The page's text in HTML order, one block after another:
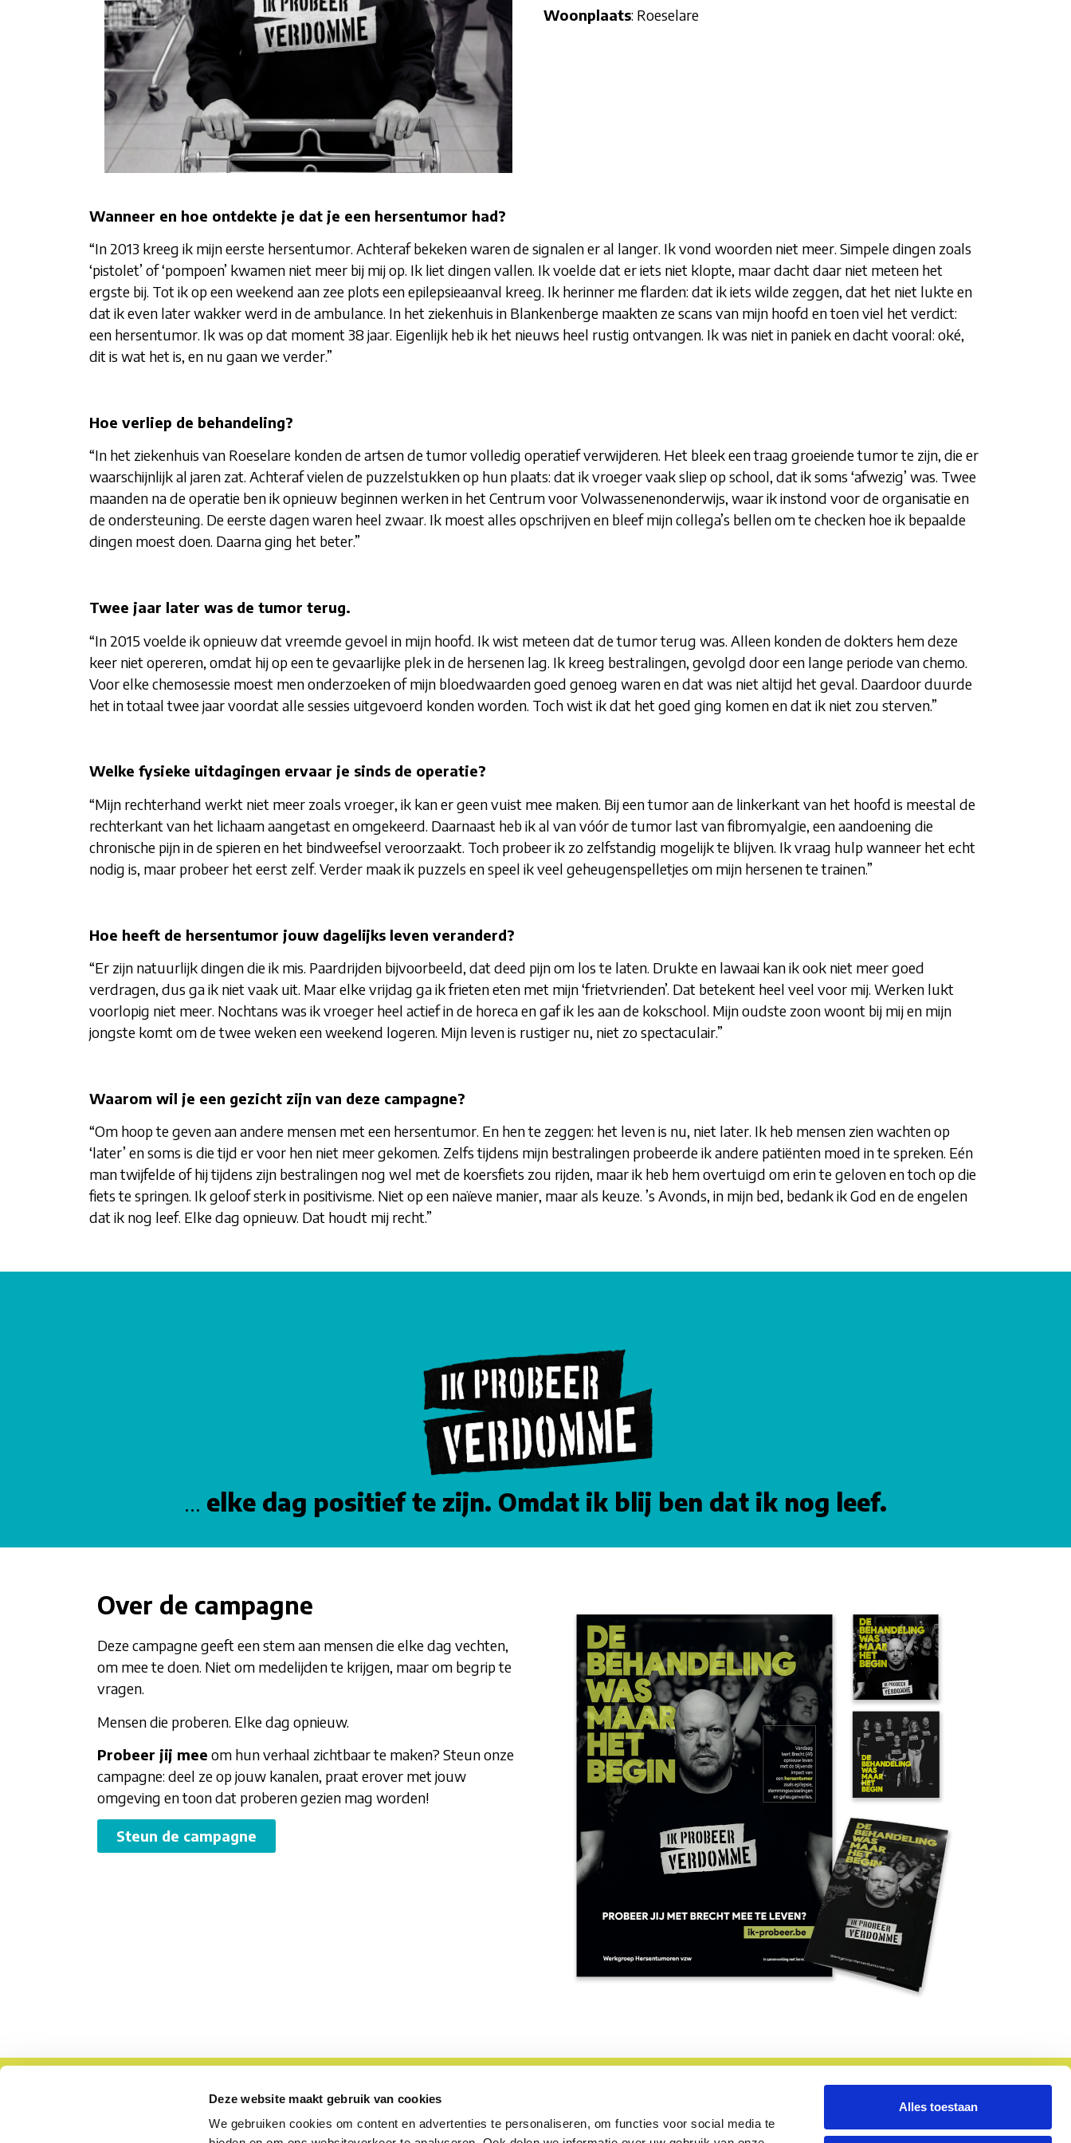
Deze website maakt gebruik van cookies
We gebruiken cookies om content en advertenties te personaliseren, om functies voor social media te
Alles toestaan
Woonplaats: Roeselare
Wanneer en hoe ontdekte je dat je een hersentumor had?
“In 2013 kreeg ik mijn eerste hersentumor. Achteraf bekeken waren de signalen er al langer. Ik vond woorden niet meer. Simpele dingen zoals
‘pistolet’ of ‘pompoen’ kwamen niet meer bij mij op. Ik liet dingen vallen. Ik voelde dat er iets niet klopte, maar dacht daar niet meteen het
ergste bij. Tot ik op een weekend aan zee plots een epilepsieaanval kreeg. Ik herinner me flarden: dat ik iets wilde zeggen, dat het niet lukte en
dat ik even later wakker werd in de ambulance. In het ziekenhuis in Blankenberge maakten ze scans van mijn hoofd en toen viel het verdict:
een hersentumor. Ik was op dat moment 38 jaar. Eigenlijk heb ik het nieuws heel rustig ontvangen. Ik was niet in paniek en dacht vooral: oké,
dit is wat het is, en nu gaan we verder.”
Hoe verliep de behandeling?
“In het ziekenhuis van Roeselare konden de artsen de tumor volledig operatief verwijderen. Het bleek een traag groeiende tumor te zijn, die er
waarschijnlijk al jaren zat. Achteraf vielen de puzzelstukken op hun plaats: dat ik vroeger vaak sliep op school, dat ik soms ‘afwezig’ was. Twee
maanden na de operatie ben ik opnieuw beginnen werken in het Centrum voor Volwassenenonderwijs, waar ik instond voor de organisatie en
de ondersteuning. De eerste dagen waren heel zwaar. Ik moest alles opschrijven en bleef mijn collega’s bellen om te checken hoe ik bepaalde
dingen moest doen. Daarna ging het beter.”
Twee jaar later was de tumor terug.
“In 2015 voelde ik opnieuw dat vreemde gevoel in mijn hoofd. Ik wist meteen dat de tumor terug was. Alleen konden de dokters hem deze
keer niet opereren, omdat hij op een te gevaarlijke plek in de hersenen lag. Ik kreeg bestralingen, gevolgd door een lange periode van chemo.
Voor elke chemosessie moest men onderzoeken of mijn bloedwaarden goed genoeg waren en dat was niet altijd het geval. Daardoor duurde
het in totaal twee jaar voordat alle sessies uitgevoerd konden worden. Toch wist ik dat het goed ging komen en dat ik niet zou sterven.”
Welke fysieke uitdagingen ervaar je sinds de operatie?
“Mijn rechterhand werkt niet meer zoals vroeger, ik kan er geen vuist mee maken. Bij een tumor aan de linkerkant van het hoofd is meestal de
rechterkant van het lichaam aangetast en omgekeerd. Daarnaast heb ik al van vóór de tumor last van fibromyalgie, een aandoening die
chronische pijn in de spieren en het bindweefsel veroorzaakt. Toch probeer ik zo zelfstandig mogelijk te blijven. Ik vraag hulp wanneer het echt
nodig is, maar probeer het eerst zelf. Verder maak ik puzzels en speel ik veel geheugenspelletjes om mijn hersenen te trainen.”
Hoe heeft de hersentumor jouw dagelijks leven veranderd?
“Er zijn natuurlijk dingen die ik mis. Paardrijden bijvoorbeeld, dat deed pijn om los te laten. Drukte en lawaai kan ik ook niet meer goed
verdragen, dus ga ik niet vaak uit. Maar elke vrijdag ga ik frieten eten met mijn ‘frietvrienden’. Dat betekent heel veel voor mij. Werken lukt
voorlopig niet meer. Nochtans was ik vroeger heel actief in de horeca en gaf ik les aan de kokschool. Mijn oudste zoon woont bij mij en mijn
jongste komt om de twee weken een weekend logeren. Mijn leven is rustiger nu, niet zo spectaculair.”
Waarom wil je een gezicht zijn van deze campagne?
“Om hoop te geven aan andere mensen met een hersentumor. En hen te zeggen: het leven is nu, niet later. Ik heb mensen zien wachten op
‘later’ en soms is die tijd er voor hen niet meer gekomen. Zelfs tijdens mijn bestralingen probeerde ik andere patiënten moed in te spreken. Eén
man twijfelde of hij tijdens zijn bestralingen nog wel met de koersfiets zou rijden, maar ik heb hem overtuigd om erin te geloven en toch op die
fiets te springen. Ik geloof sterk in positivisme. Niet op een naïeve manier, maar als keuze. ’s Avonds, in mijn bed, bedank ik God en de engelen
dat ik nog leef. Elke dag opnieuw. Dat houdt mij recht.”
… elke dag positief te zijn. Omdat ik blij ben dat ik nog leef.
Over de campagne
Deze campagne geeft een stem aan mensen die elke dag vechten,
om mee te doen. Niet om medelijden te krijgen, maar om begrip te
vragen.
Mensen die proberen. Elke dag opnieuw.
Probeer jij mee om hun verhaal zichtbaar te maken? Steun onze
campagne: deel ze op jouw kanalen, praat erover met jouw
omgeving en toon dat proberen gezien mag worden!
Steun de campagne
VZW Werkgroep Hersentumoren
Gasstraat 5 2950 Kapellen